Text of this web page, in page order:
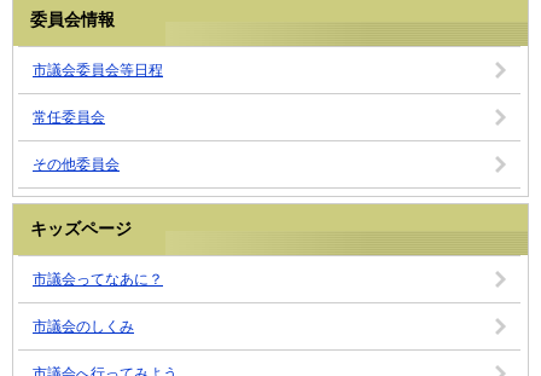
委員会情報
市議会委員会等日程
常任委員会
その他委員会
キッズページ
市議会ってなあに？
市議会のしくみ